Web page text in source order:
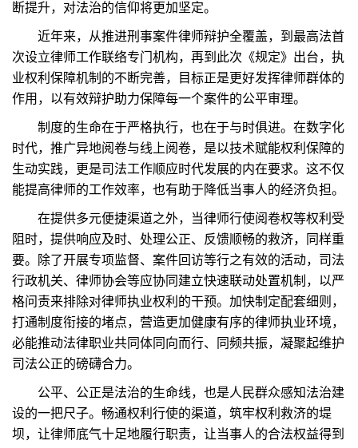
断提升，对法治的信仰将更加坚定。
近年来，从推进刑事案件律师辩护全覆盖，到最高法首
次设立律师工作联络专门机构，再到此次《规定》出台，执
业权利保障机制的不断完善，目标正是更好发挥律师群体的
作用，以有效辩护助力保障每一个案件的公平审理。
制度的生命在于严格执行，也在于与时俱进。在数字化
时代，推广异地阅卷与线上阅卷，是以技术赋能权利保障的
生动实践，更是司法工作顺应时代发展的内在要求。这不仅
能提高律师的工作效率，也有助于降低当事人的经济负担。
在提供多元便捷渠道之外，当律师行使阅卷权等权利受
阻时，提供响应及时、处理公正、反馈顺畅的救济，同样重
要。除了开展专项监督、案件回访等行之有效的活动，司法
行政机关、律师协会等应协同建立快速联动处置机制，以严
格问责来排除对律师执业权利的干预。加快制定配套细则，
打通制度衔接的堵点，营造更加健康有序的律师执业环境，
必能推动法律职业共同体同向而行、同频共振，凝聚起维护
司法公正的磅礴合力。
公平、公正是法治的生命线，也是人民群众感知法治建
设的一把尺子。畅通权利行使的渠道，筑牢权利救济的堤
坝，让律师底气十足地履行职责，让当事人的合法权益得到